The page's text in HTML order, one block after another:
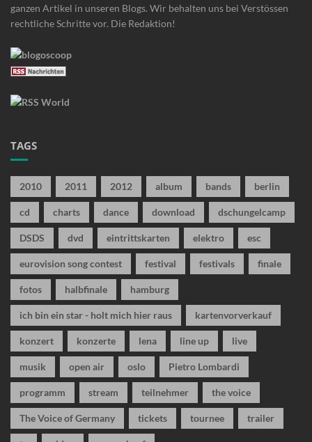
ganzen Artikel in unseren Blogs. Wir behalten uns bei Verstössen
rechtliche Schritte vor. Die Redaktion!
TAGS
2010 2011 2012 album bands berlin
cd charts dance download dschungelcamp
DSDS dvd eintrittskarten elektro esc
eurovision song contest festival festivals finale
fotos halbfinale hamburg
ich bin ein star - holt mich hier raus kartenvorverkauf
konzert konzerte lena line up live
musik open air oslo Pietro Lombardi
programm stream teilnehmer the voice
The Voice of Germany tickets tournee trailer